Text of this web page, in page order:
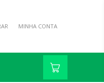
MINHA CONTA